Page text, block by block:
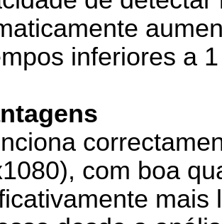
inferiores a
com boa